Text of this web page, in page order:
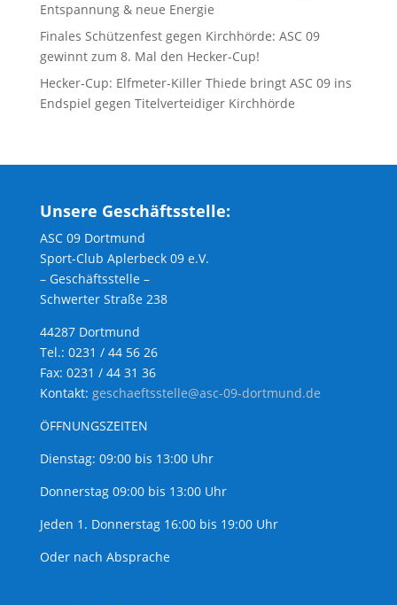
Entspannung & neue Energie
Finales Schützenfest gegen Kirchhörde: ASC 09
gewinnt zum 8. Mal den Hecker-Cup!
Hecker-Cup: Elfmeter-Killer Thiede bringt ASC 09 ins
Endspiel gegen Titelverteidiger Kirchhörde
Unsere Geschäftsstelle:
ASC 09 Dortmund
Sport-Club Aplerbeck 09 e.V.
– Geschäftsstelle –
Schwerter Straße 238
44287 Dortmund
Tel.: 0231 / 44 56 26
Fax: 0231 / 44 31 36
Kontakt: geschaeftsstelle@asc-09-dortmund.de
ÖFFNUNGSZEITEN
Dienstag: 09:00 bis 13:00 Uhr
Donnerstag 09:00 bis 13:00 Uhr
Jeden 1. Donnerstag 16:00 bis 19:00 Uhr
Oder nach Absprache